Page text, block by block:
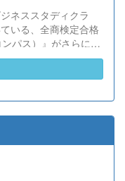
科生、どんどん外へ
磨き、世界を笑顔に
んを応援していま
ネススタディクラ
いる、全商検定合格
パス）』がさらにバ
もユーザーの皆様か
とに、BSC部員のプ
プデートでは、ビジ
処理・商業経済・財
など各ジャンルに及
リリースしました。
をはじめ、英語翻訳
の改善、SEO対策